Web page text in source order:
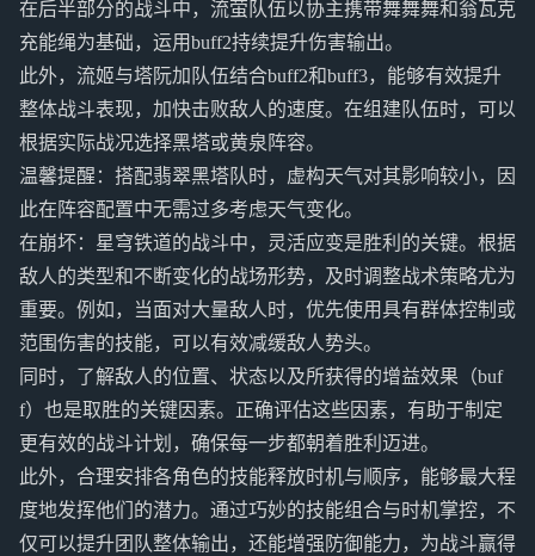
在后半部分的战斗中，流萤队伍以协主携带舞舞舞和翁瓦克
充能绳为基础，运用buff2持续提升伤害输出。
此外，流姬与塔阮加队伍结合buff2和buff3，能够有效提升
整体战斗表现，加快击败敌人的速度。在组建队伍时，可以
根据实际战况选择黑塔或黄泉阵容。
温馨提醒：搭配翡翠黑塔队时，虚构天气对其影响较小，因
此在阵容配置中无需过多考虑天气变化。
在崩坏：星穹铁道的战斗中，灵活应变是胜利的关键。根据
敌人的类型和不断变化的战场形势，及时调整战术策略尤为
重要。例如，当面对大量敌人时，优先使用具有群体控制或
范围伤害的技能，可以有效减缓敌人势头。
同时，了解敌人的位置、状态以及所获得的增益效果（buf
f）也是取胜的关键因素。正确评估这些因素，有助于制定
更有效的战斗计划，确保每一步都朝着胜利迈进。
此外，合理安排各角色的技能释放时机与顺序，能够最大程
度地发挥他们的潜力。通过巧妙的技能组合与时机掌控，不
仅可以提升团队整体输出，还能增强防御能力，为战斗赢得